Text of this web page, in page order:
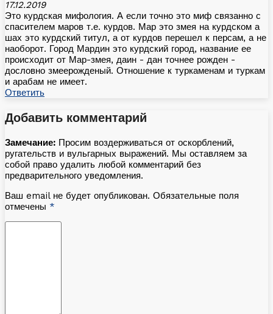
17.12.2019
Это курдская мифология. А если точно это миф связанно с
спасителем маров т.е. курдов. Мар это змея на курдском а
шах это курдский титул, а от курдов перешел к персам, а не
наоборот. Город Мардин это курдский город, название ее
происходит от Мар-змея, даин - дан точнее рожден -
дословно змеерожденый. Отношение к туркаменам и туркам
и арабам не имеет.
Ответить
Добавить комментарий
Замечание: Просим воздерживаться от оскорблений,
ругательств и вульгарных выражений. Мы оставляем за
собой право удалить любой комментарий без
предварительного уведомления.
Ваш email не будет опубликован. Обязательные поля
отмечены *